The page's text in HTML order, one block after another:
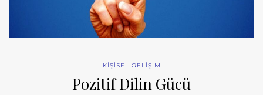
KİŞİSEL GELİŞİM
Pozitif Dilin Gücü